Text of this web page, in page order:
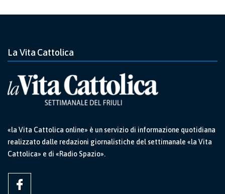
La Vita Cattolica
«la Vita Cattolica online» è un servizio di informazione quotidiana
realizzato dalle redazioni giornalistiche del settimanale «la Vita
Cattolica» e di «Radio Spazio».